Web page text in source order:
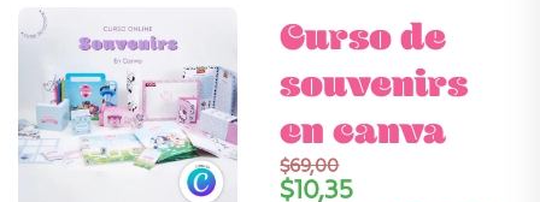
Curso de
souvenirs
en canva
$69,00
$10,35